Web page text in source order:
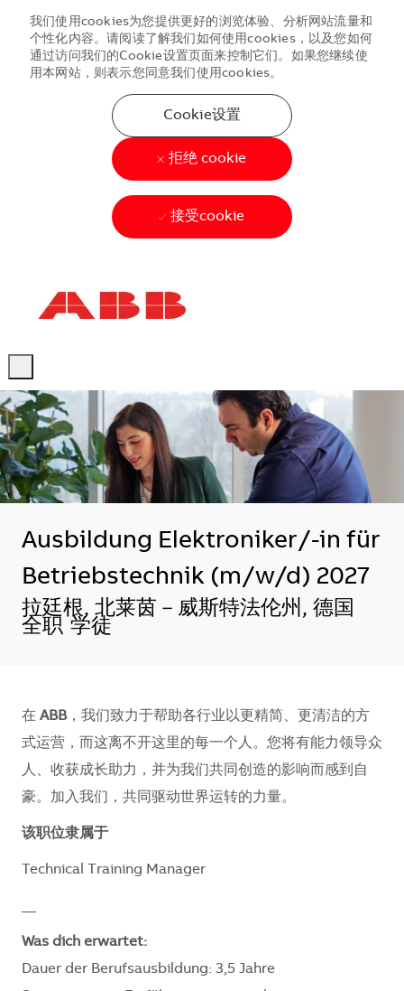
-
-
我们使用cookies为您提供更好的浏览体验、分析网站流量和
个性化内容。请阅读了解我们如何使用cookies，以及您如何
通过访问我们的Cookie设置页面来控制它们。如果您继续使
用本网站，则表示您同意我们使用cookies。
Cookie设置
拒绝 cookie
接受cookie
Ausbildung Elektroniker/-in für
Betriebstechnik (m/w/d) 2027
地点
拉廷根, 北莱茵－威斯特法伦州, 德国
全职 学徒
在 ABB，我们致力于帮助各行业以更精简、更清洁的方
式运营，而这离不开这里的每一个人。您将有能力领导众
人、收获成长助力，并为我们共同创造的影响而感到自
豪。加入我们，共同驱动世界运转的力量。​​​​
该职位隶属于
Technical Training Manager
Was dich erwartet:
Dauer der Berufsausbildung: 3,5 Jahre